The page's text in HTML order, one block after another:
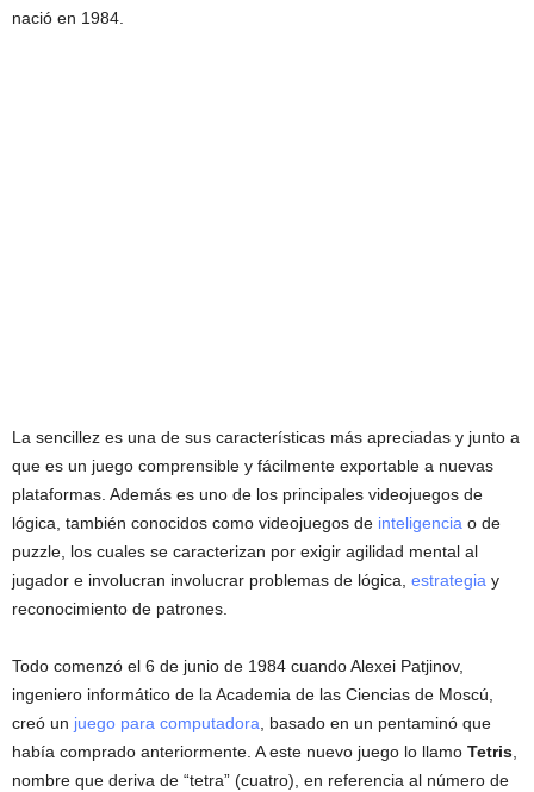
nació en 1984.
La sencillez es una de sus características más apreciadas y junto a
que es un juego comprensible y fácilmente exportable a nuevas
plataformas. Además es uno de los principales videojuegos de
lógica, también conocidos como videojuegos de inteligencia o de
puzzle, los cuales se caracterizan por exigir agilidad mental al
jugador e involucran involucrar problemas de lógica, estrategia y
reconocimiento de patrones.
Todo comenzó el 6 de junio de 1984 cuando Alexei Patjinov,
ingeniero informático de la Academia de las Ciencias de Moscú,
creó un juego para computadora , basado en un pentaminó que
había comprado anteriormente. A este nuevo juego lo llamo Tetris
nombre que deriva de “tetra” (cuatro), en referencia al número de